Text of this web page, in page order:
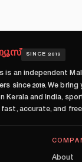
ന്യൂസ് SINCE 2019
is an independent
since 2019. We bring
Kerala and India,
accurate, and
About